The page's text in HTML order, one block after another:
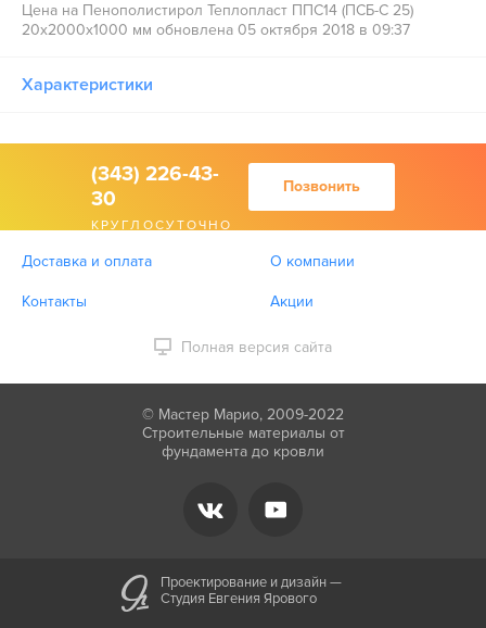
Цена на Пенополистирол Теплопласт ППС14 (ПСБ-C 25)
20х2000х1000 мм обновлена 05 октября 2018 в 09:37
Характеристики
(343) 226-43-
30
КРУГЛОСУТОЧНО
Позвонить
Доставка и оплата О компании
Контакты Акции
Полная версия сайта
© Мастер Марио, 2009-2022
Строительные материалы от
фундамента до кровли
Проектирование и дизайн —
Студия Евгения Ярового